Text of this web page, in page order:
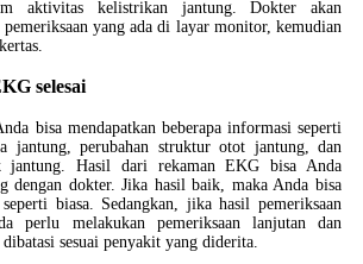
aktivitas kelistrikan jantung. Dokter akan
yang ada di layar monitor, kemudian
selesai
bisa mendapatkan beberapa informasi seperti
jantung, perubahan struktur otot jantung, dan
jantung. Hasil dari rekaman EKG bisa Anda
dengan dokter. Jika hasil baik, maka Anda bisa
biasa. Sedangkan, jika hasil pemeriksaan
perlu melakukan pemeriksaan lanjutan dan
sesuai penyakit yang diderita.